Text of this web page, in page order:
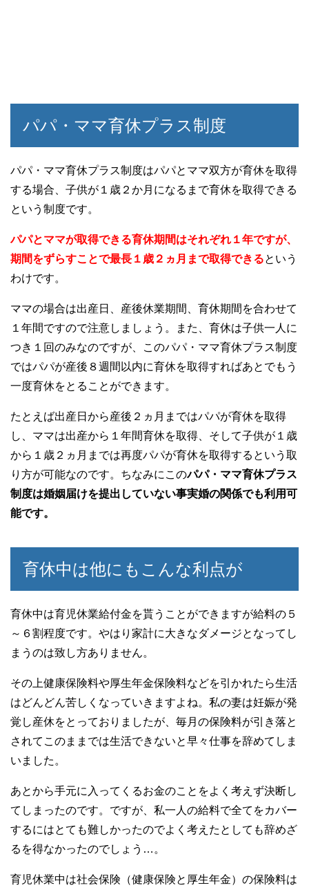
パパ・ママ育休プラス制度
パパ・ママ育休プラス制度はパパとママ双方が育休を取得
する場合、子供が１歳２か月になるまで育休を取得できる
という制度です。
パパとママが取得できる育休期間はそれぞれ１年ですが、
期間をずらすことで最長１歳２ヵ月まで取得できるという
わけです。
ママの場合は出産日、産後休業期間、育休期間を合わせて
１年間ですので注意しましょう。また、育休は子供一人に
つき１回のみなのですが、このパパ・ママ育休プラス制度
ではパパが産後８週間以内に育休を取得すればあとでもう
一度育休をとることができます。
たとえば出産日から産後２ヵ月まではパパが育休を取得
し、ママは出産から１年間育休を取得、そして子供が１歳
から１歳２ヵ月までは再度パパが育休を取得するという取
り方が可能なのです。ちなみにこのパパ・ママ育休プラス
制度は婚姻届けを提出していない事実婚の関係でも利用可
能です。
育休中は他にもこんな利点が
育休中は育児休業給付金を貰うことができますが給料の５
～６割程度です。やはり家計に大きなダメージとなってし
まうのは致し方ありません。
その上健康保険料や厚生年金保険料などを引かれたら生活
はどんどん苦しくなっていきますよね。私の妻は妊娠が発
覚し産休をとっておりましたが、毎月の保険料が引き落と
されてこのままでは生活できないと早々仕事を辞めてしま
いました。
あとから手元に入ってくるお金のことをよく考えず決断し
てしまったのです。ですが、私一人の給料で全てをカバー
するにはとても難しかったのでよく考えたとしても辞めざ
るを得なかったのでしょう…。
育児休業中は社会保険（健康保険と厚生年金）の保険料は